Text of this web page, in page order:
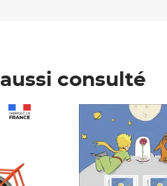
consulté
Prix 6,25€ HT